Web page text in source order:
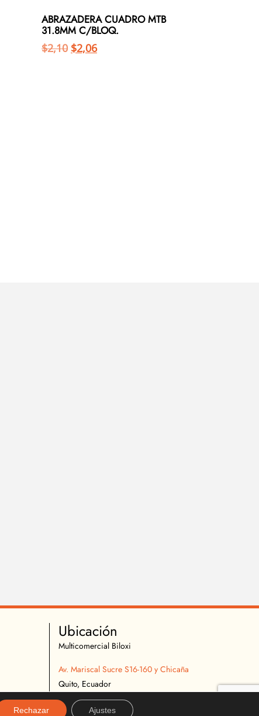
ABRAZADERA CUADRO MTB
31.8MM C/BLOQ.
$2,10 $2,06
Ubicación
Multicomercial Biloxi
Av. Mariscal Sucre S16-160 y Chicaña
Quito, Ecuador
02 2627 540
096 296 9642
Rechazar Ajustes